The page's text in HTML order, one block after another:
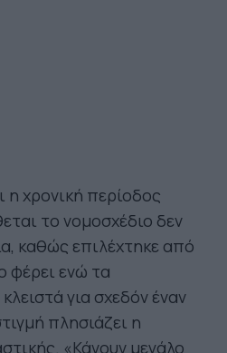
η χρονική περίοδος
το νομοσχέδιο δεν
καθώς επιλέχτηκε από
φέρει ενώ τα
για σχεδόν έναν
πλησιάζει η
«Κάνουν μεγάλο